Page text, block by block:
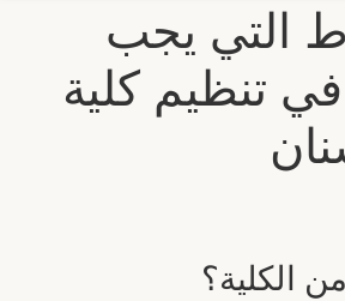
التي يجب
في تنظيم كلية
الكلية؟